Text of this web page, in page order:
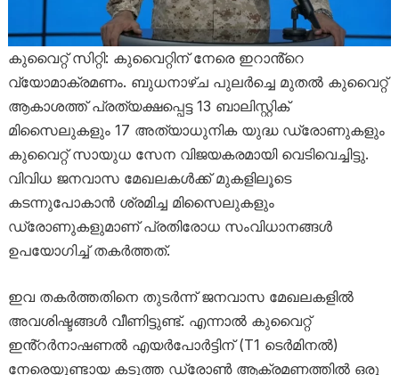
കുവൈറ്റ് സിറ്റി: കുവൈറ്റിന് നേരെ ഇറാൻ്റെ
വ്യോമാക്രമണം. ബുധനാഴ്ച പുലർച്ചെ മുതൽ കുവൈറ്റ്
ആകാശത്ത് പ്രത്യക്ഷപ്പെട്ട 13 ബാലിസ്റ്റിക്
മിസൈലുകളും 17 അത്യാധുനിക യുദ്ധ ഡ്രോണുകളും
കുവൈറ്റ് സായുധ സേന വിജയകരമായി വെടിവെച്ചിട്ടു.
വിവിധ ജനവാസ മേഖലകൾക്ക് മുകളിലൂടെ
കടന്നുപോകാൻ ശ്രമിച്ച മിസൈലുകളും
ഡ്രോണുകളുമാണ് പ്രതിരോധ സംവിധാനങ്ങൾ
ഉപയോഗിച്ച് തകർത്തത്.
ഇവ തകർത്തതിനെ തുടർന്ന് ജനവാസ മേഖലകളിൽ
അവശിഷ്ടങ്ങൾ വീണിട്ടുണ്ട്. എന്നാൽ കുവൈറ്റ്
ഇൻ്റർനാഷണൽ എയർപോർട്ടിന് (T1 ടെർമിനൽ)
നേരെയുണ്ടായ കടുത്ത ഡ്രോൺ ആക്രമണത്തിൽ ഒരു